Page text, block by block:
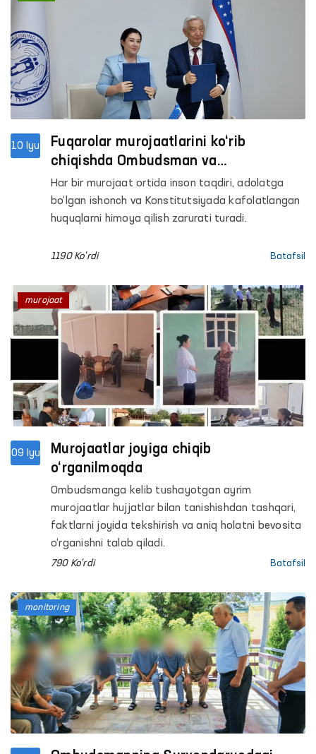
10 Iyu
Fuqarolar murojaatlarini ko‘rib
chiqishda Ombudsman va
Konstitutsiyaviy sudning hamkorligini
kuchaytirish masalalari muhokama
qilindi
Har bir murojaat ortida inson taqdiri, adolatga
bo‘lgan ishonch va Konstitutsiyada kafolatlangan
huquqlarni himoya qilish zarurati turadi.
1190 Ko'rdi Batafsil
09 Iyu
Murojaatlar joyiga chiqib
o‘rganilmoqda
Ombudsmanga kelib tushayotgan ayrim
murojaatlar hujjatlar bilan tanishishdan tashqari,
faktlarni joyida tekshirish va aniq holatni bevosita
o‘rganishni talab qiladi.
790 Ko'rdi Batafsil
murojaat
monitoring